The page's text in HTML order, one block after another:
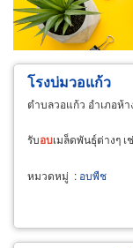
ขายส่ง
ผู้ส่งออก/นำเข้า
โรงบ่มวอแก้ว
ตำบลวอแก้ว อำเภอห้
รับอบเมล็ดพันธุ์ต่างๆ เ
หมวดหมู่ : อบพืช